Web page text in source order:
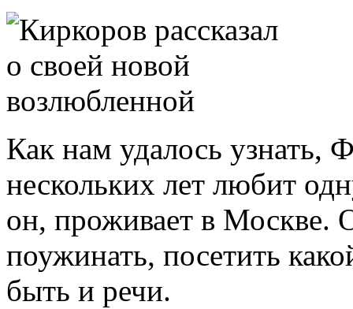
Как нам удалось узнать,
нескольких лет любит
он, проживает в Москве.
поужинать, посетить
быть и речи.